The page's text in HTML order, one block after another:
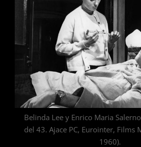
Belinda Lee y Enrico Maria
del 43. Ajace PC, Eurointer, Films
1960).